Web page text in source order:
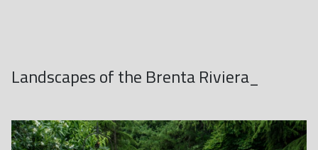
Landscapes of the Brenta Riviera_